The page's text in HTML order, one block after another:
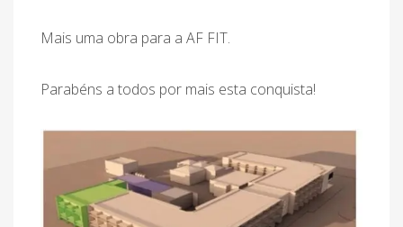
Mais uma obra para a AF FIT.
Parabéns a todos por mais esta conquista!